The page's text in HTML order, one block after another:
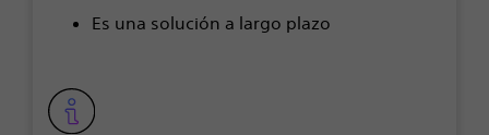
Es una solución a largo plazo